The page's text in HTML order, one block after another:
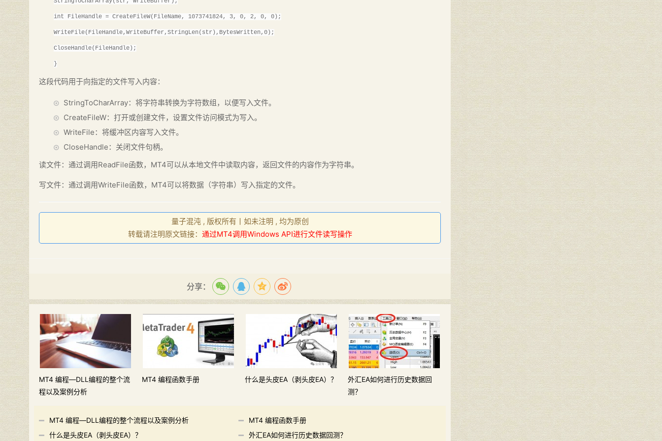
int FileHandle = CreateFileW(FileName, 1073741824, 3, 0, 2, 0, 0);
WriteFile(FileHandle,WriteBuffer,StringLen(str),BytesWritten,0);
CloseHandle(FileHandle);
}
这段代码用于向指定的文件写入内容：
StringToCharArray：将字符串转换为字符数组，以便写入文件。
CreateFileW：打开或创建文件，设置文件访问模式为写入。
WriteFile：将缓冲区内容写入文件。
CloseHandle：关闭文件句柄。
读文件：通过调用ReadFile函数，MT4可以从本地文件中读取内容，返回文件的内容作为字符串。
写文件：通过调用WriteFile函数，MT4可以将数据（字符串）写入指定的文件。
量子混沌 , 版权所有丨如未注明 , 均为原创
转载请注明原文链接： 通过MT4调用Windows API进行文件读写操作
分享：
MT4 编程—DLL编程的整个流
程以及案例分析
MT4 编程函数手册 什么是头皮EA（剥头皮EA）？
外汇EA如何进行历史数据回
测？
MT4 编程—DLL编程的整个流程以及案例分析
MT4 编程函数手册
什么是头皮EA（剥头皮EA）？
外汇EA如何进行历史数据回测？